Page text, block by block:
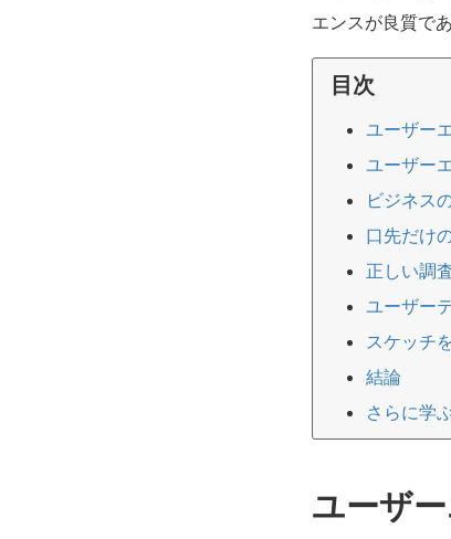
エンスが良質で
目次
ユーザー
ユーザー
ビジネス
口先だけ
正しい調
ユーザー
スケッチ
結論
さらに学
ユーザ